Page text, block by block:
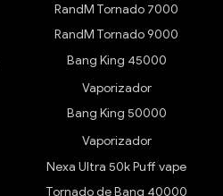
RandM Tornado 7000
RandM Tornado 9000
Bang King 45000
Vaporizador
Bang King 50000
Vaporizador
Nexa Ultra 50k Puff vape
Tornado de Bang 40000